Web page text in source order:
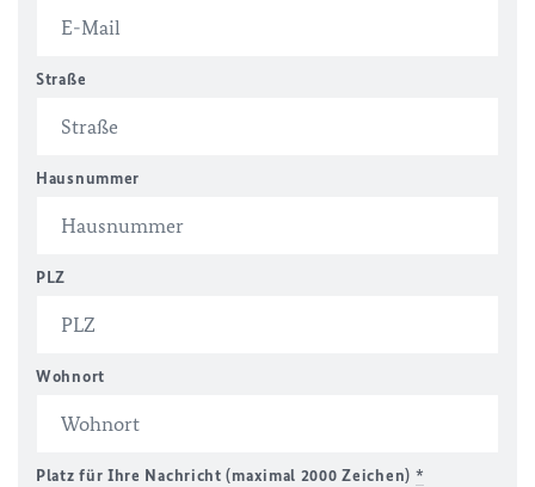
Straße
Hausnummer
PLZ
Wohnort
Platz für Ihre Nachricht (maximal 2000 Zeichen) *